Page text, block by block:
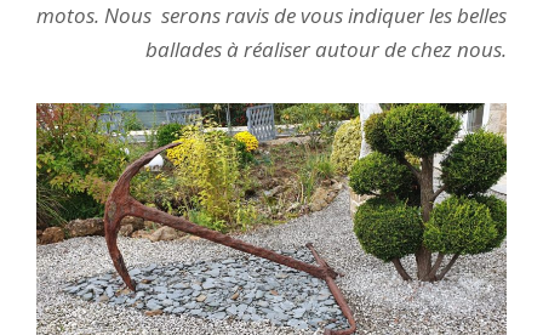
motos. Nous serons ravis de vous indiquer les belles
ballades à réaliser autour de chez nous.